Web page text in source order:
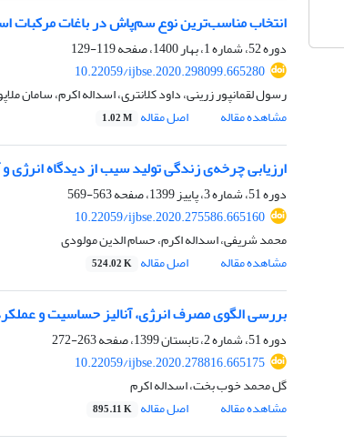
انتخاب مناسب‌ترین نوع سم‌پاش در باغات مرکبات
دوره 52، شماره 1، بهار 1400، صفحه
119-129
10.22059/ijbse.2020.298099.665280
رسول لقمانپور زرینی، داود کلانتری، اسداله اکرم، سامان
مشاهده مقاله
اصل مقاله 1.02 M
ارزیابی چرخه‌ی زندگی تولید سیب از دیدگاه
دوره 51، شماره 3، پاییز 1399، صفحه
563-569
10.22059/ijbse.2020.275586.665160
محمد شریفی، اسداله اکرم، حسام الدین مولودی
مشاهده مقاله
اصل مقاله 524.02 K
بررسی الگوی مصرف انرژی، آنالیز حساسیت و
دوره 51، شماره 2، تابستان 1399، صفحه
263-272
10.22059/ijbse.2020.278816.665175
گل محمد خوب بخت، اسداله اکرم
مشاهده مقاله
اصل مقاله 895.11 K